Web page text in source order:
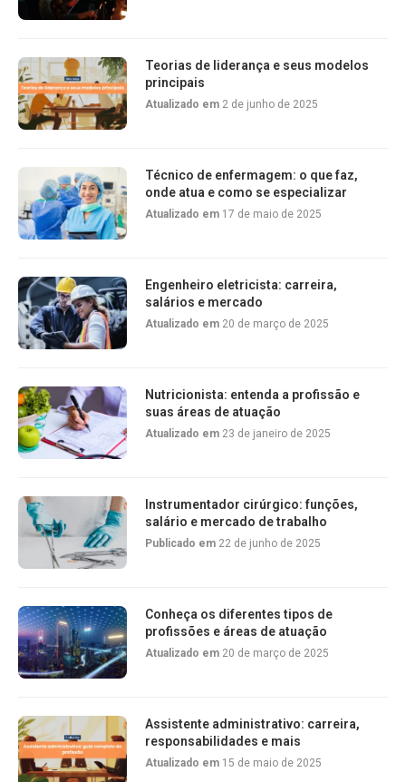
Teorias de liderança e seus modelos
principais
Atualizado em 2 de junho de 2025
Técnico de enfermagem: o que faz,
onde atua e como se especializar
Atualizado em 17 de maio de 2025
Engenheiro eletricista: carreira,
salários e mercado
Atualizado em 20 de março de 2025
Nutricionista: entenda a profissão e
suas áreas de atuação
Atualizado em 23 de janeiro de 2025
Instrumentador cirúrgico: funções,
salário e mercado de trabalho
Publicado em 22 de junho de 2025
Conheça os diferentes tipos de
profissões e áreas de atuação
Atualizado em 20 de março de 2025
Assistente administrativo: carreira,
responsabilidades e mais
Atualizado em 15 de maio de 2025